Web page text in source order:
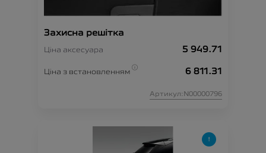
Захисна решітка
Ціна аксесуара 5 949.71
Ціна з встановленням 6 811.31
Артикул:N00000796